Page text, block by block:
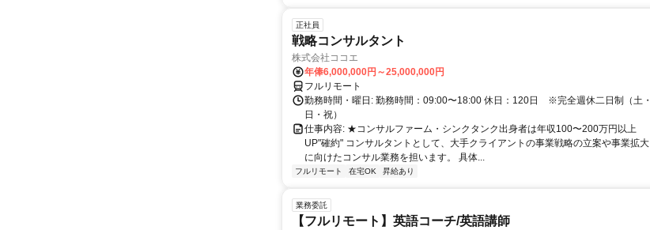
正社員
戦略コンサルタント
株式会社ココエ
年俸6,000,000円～25,000,000円
フルリモート
勤務時間・曜日: 勤務時間：09:00〜18:00 休日：120日 ※完全週休二日制（土・
日・祝）
仕事内容: ★コンサルファーム・シンクタンク出身者は年収100〜200万円以上
UP"確約" コンサルタントとして、大手クライアントの事業戦略の立案や事業拡大
に向けたコンサル業務を担います。 具体...
フルリモート 在宅OK 昇給あり
業務委託
【フルリモート】英語コーチ/英語講師